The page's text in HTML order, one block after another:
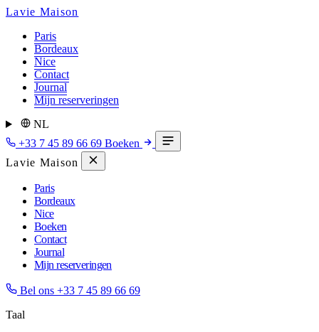
Lavie Maison
Paris
Bordeaux
Nice
Contact
Journal
Mijn reserveringen
NL
+33 7 45 89 66 69 Boeken
Lavie Maison
Paris
Bordeaux
Nice
Boeken
Contact
Journal
Mijn reserveringen
Bel ons +33 7 45 89 66 69
Taal